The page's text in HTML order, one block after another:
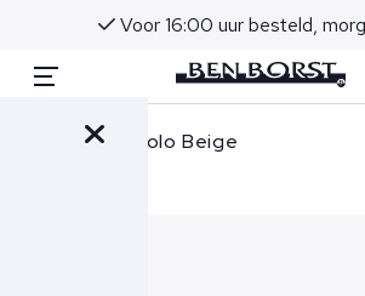
Voor 16:00 uur besteld,
Gran Sasso Polo Beige